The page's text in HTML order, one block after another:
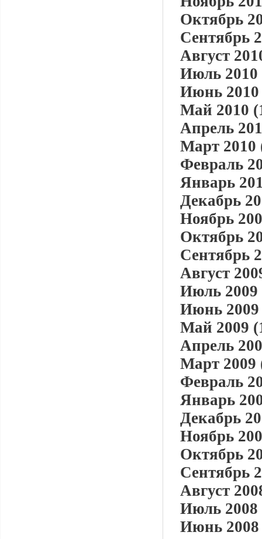
Октябрь
Сентябрь
Август
Июль 2010
Июнь 2010
Май 2010
Апрель
Март 2010
Февраль
Январь
Декабрь
Ноябрь
Октябрь
Сентябрь
Август
Июль 2009
Июнь 2009
Май 2009
Апрель
Март 2009
Февраль
Январь
Декабрь
Ноябрь
Октябрь
Сентябрь
Август
Июль 2008
Июнь 2008